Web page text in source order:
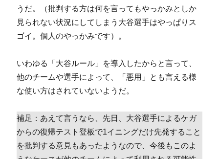
うだ。（批判する方は何を言ってもやっかみとしか
見られない状況にしてしまう大谷選手はやっぱりス
ゴイ。個人のやっかみです）。
いわゆる「大谷ルール」を導入したからと言って、
他のチームや選手によって、「悪用」とも言える様
な使い方はされていないようだ。
補足：あえて言うなら、先日、大谷選手によるケガ
からの復帰テスト登板で1イニングだけ先発すること
を批判する意見もあったようなので、今後もこのよ